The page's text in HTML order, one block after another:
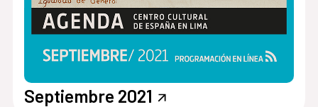
Septiembre 2021